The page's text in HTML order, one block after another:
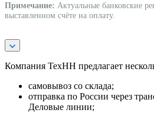
Примечание: Актуальные банковские
выставленном счёте на оплату.
Компания ТехНН предлагает
самовывоз со склада;
отправка по России через
Деловые линии;